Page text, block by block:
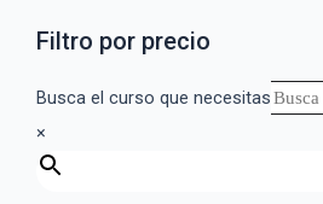
Filtro por precio
Busca el curso que necesitas
×